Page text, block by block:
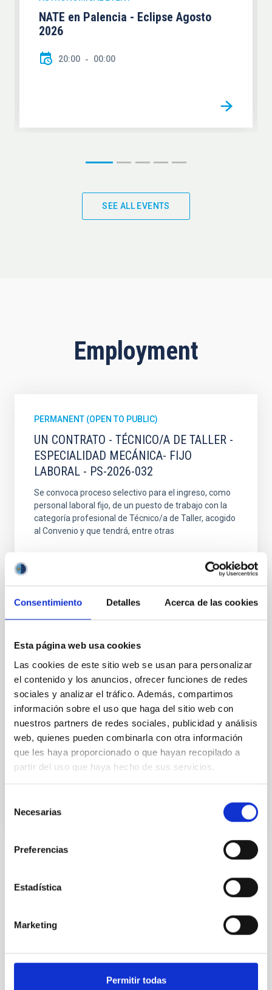
Consentimiento Detalles Acerca de las cookies
Esta página web usa cookies
Las cookies de este sitio web se usan para personalizar
el contenido y los anuncios, ofrecer funciones de redes
sociales y analizar el tráfico. Además, compartimos
información sobre el uso que haga del sitio web con
nuestros partners de redes sociales, publicidad y análisis
web, quienes pueden combinarla con otra información
que les haya proporcionado o que hayan recopilado a
partir del uso que haya hecho de sus servicios.
Necesarias
Preferencias
Estadística
Marketing
Permitir todas
NATE en Palencia - Eclipse Agosto
2026
20:00 00:00
SEE ALL EVENTS
Employment
PERMANENT (OPEN TO PUBLIC)
UN CONTRATO - TÉCNICO/A DE TALLER -
ESPECIALIDAD MECÁNICA- FIJO
LABORAL - PS-2026-032
Se convoca proceso selectivo para el ingreso, como
personal laboral fijo, de un puesto de trabajo con la
categoría profesional de Técnico/a de Taller, acogido
al Convenio y que tendrá, entre otras
MANTENIMIENTO GENERAL
OBSERVATORIOS (ORM-LA PALMA) - FIJO
LABORAL -PS-2026-031
Se convoca proceso selectivo para el ingreso, como
personal laboral fijo, de un puesto de trabajo con la
categoría profesional de Técnico/a Mantenimiento
General, acogido a Convenio y que tendrá
At the IAC we're always
talent.